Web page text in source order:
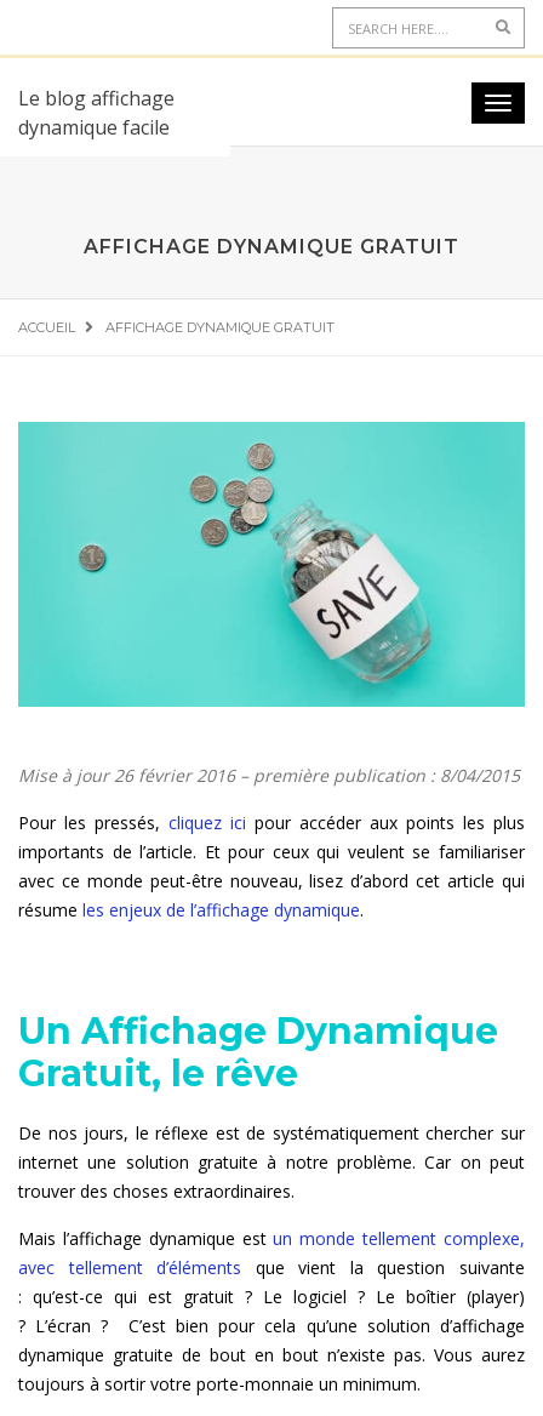
Le blog affichage
dynamique facile
AFFICHAGE DYNAMIQUE GRATUIT
ACCUEIL AFFICHAGE DYNAMIQUE GRATUIT
Mise à jour 26 février 2016 – première publication : 8/04/2015
Pour les pressés, cliquez ici pour accéder aux points les plus
importants de l’article. Et pour ceux qui veulent se familiariser
avec ce monde peut-être nouveau, lisez d’abord cet article qui
résume les enjeux de l’affichage dynamique.
Un Affichage Dynamique
Gratuit, le rêve
De nos jours, le réflexe est de systématiquement chercher sur
internet une solution gratuite à notre problème. Car on peut
trouver des choses extraordinaires.
Mais l’affichage dynamique estun monde tellement complexe,
avec tellement d’éléments que vient la question suivante
: qu’est-ce qui est gratuit ? Le logiciel ? Le boîtier (player)
? L’écran ?
C’est bien pour cela qu’une solution d’affichage
dynamique gratuite de bout en bout n’existe pas. Vous aurez
toujours à sortir votre porte-monnaie un minimum.